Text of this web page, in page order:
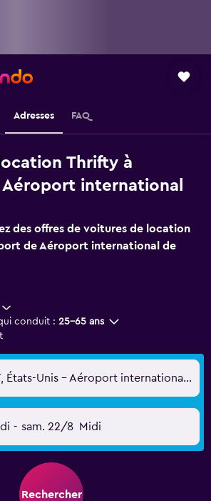
Adresses FAQ
Thrifty à
international
des offres de voitures de location
de Aéroport international de
conduit : 25-65 ans
Louisville, KY, États-Unis - Aéroport international de Louisville (SDF)
- sam. 22/8 Midi
Rechercher